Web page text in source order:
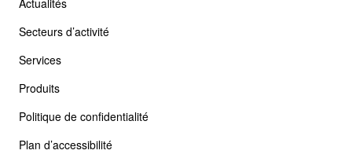
Actualités
Secteurs d’activité
Services
Produits
Politique de confidentialité
Plan d’accessibilité